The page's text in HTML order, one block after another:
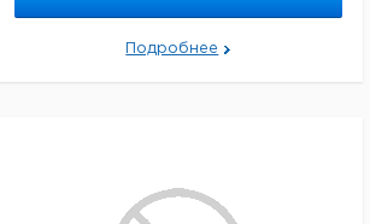
Подробнее